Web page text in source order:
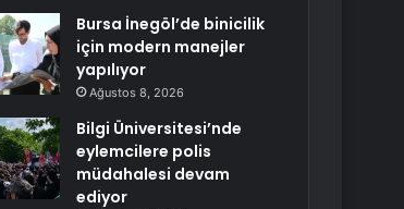
Bursa İnegöl’de binicilik
için modern manejler
yapılıyor
Ağustos 8, 2026
Bilgi Üniversitesi’nde
eylemcilere polis
müdahalesi devam
ediyor